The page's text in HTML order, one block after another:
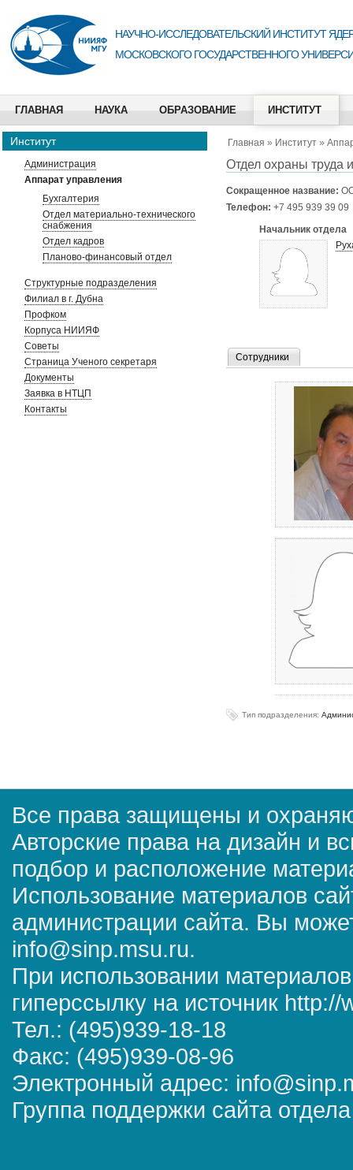
НАУЧНО-ИССЛЕДОВАТЕЛЬСКИЙ ИНСТИТУТ
МОСКОВСКОГО ГОСУДАРСТВЕННОГО
ГЛАВНАЯ НАУКА ОБРАЗОВАНИЕ ИНСТИТУТ
Институт
Администрация
Аппарат управления
Бухгалтерия
Отдел материально-технического
снабжения
Отдел кадров
Планово-финансовый отдел
Структурные подразделения
Филиал в г. Дубна
Профком
Корпуса НИИЯФ
Советы
Страница Ученого секретаря
Документы
Заявка в НТЦП
Контакты
Главная » Институт »
Отдел охраны труда
Сокращенное название:
Телефон: +7 495 939 39 09
Начальник отдела
Сотрудники
Тип подразделения:
Все права защищены и
Авторские права на дизайн и
подбор и расположение
Использование материалов
администрации сайта. Вы
info@sinp.msu.ru.
При использовании
гиперссылку на источник
Тел.: (495)939-18-18
Факс: (495)939-08-96
Электронный адрес:
Группа поддержки сайта